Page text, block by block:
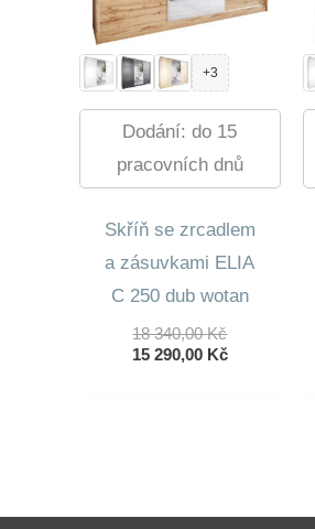
+3
Dodání: do 15
pracovních dnů
Skříň se zrcadlem
a zásuvkami ELIA
C 250 dub wotan
18 340,00KčPůvodní
Cena
15 290,00 KčAktuální